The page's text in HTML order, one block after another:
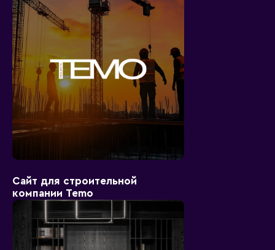
Сайт для строительной
компании Temo